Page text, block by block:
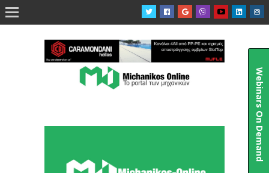

Webinars On Demand